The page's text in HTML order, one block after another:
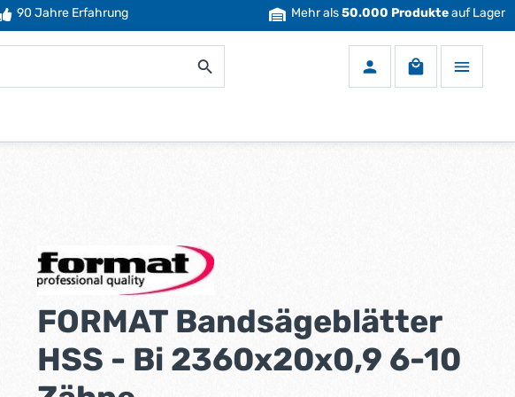
90 Jahre Erfahrung Mehr als50.000 Produkteauf Lager
Warenkorb
FORMAT Bandsägeblätter
HSS - Bi 2360x20x0,9 6-10